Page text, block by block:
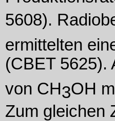
5608).
ermittelten
(CBET 5625).
von CH3OH
Zum gleichen